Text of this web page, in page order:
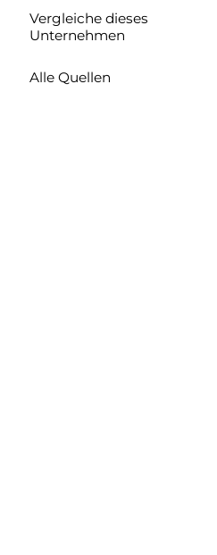
Vergleiche dieses
Unternehmen
Alle Quellen